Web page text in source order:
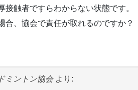
接触者ですらわからない状態です。
合、協会で責任が取れるのですか？
ミントン協会 より: